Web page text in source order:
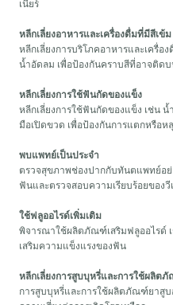
เนียร์
หลีกเลี่ยงอาหารและเครื่องดื่มที่มีสีเข้ม
หลีกเลี่ยงการบริโภคอาหารและเครื่
น้ำอัดลม เพื่อป้องกันคราบสีที่อาจติดบ
หลีกเลี่ยงการใช้ฟันกัดของแข็ง
หลีกเลี่ยงการใช้ฟันกัดของแข็ง เช่น
มือเปิดขวด เพื่อป้องกันการแตกหรือห
พบแพทย์เป็นประจำ
ตรวจสุขภาพช่องปากกับทันตแพทย์อย่
ฟันและตรวจสอบความเรียบร้อยของวี
ใช้ฟลูออไรด์เพิ่มเติม
พิจารณาใช้ผลิตภัณฑ์เสริมฟลูออไรด์
เสริมความแข็งแรงของฟัน
หลีกเลี่ยงการสูบบุหรี่และการใช้ผลิต
การสูบบุหรี่และการใช้ผลิตภัณฑ์ยาสูบ